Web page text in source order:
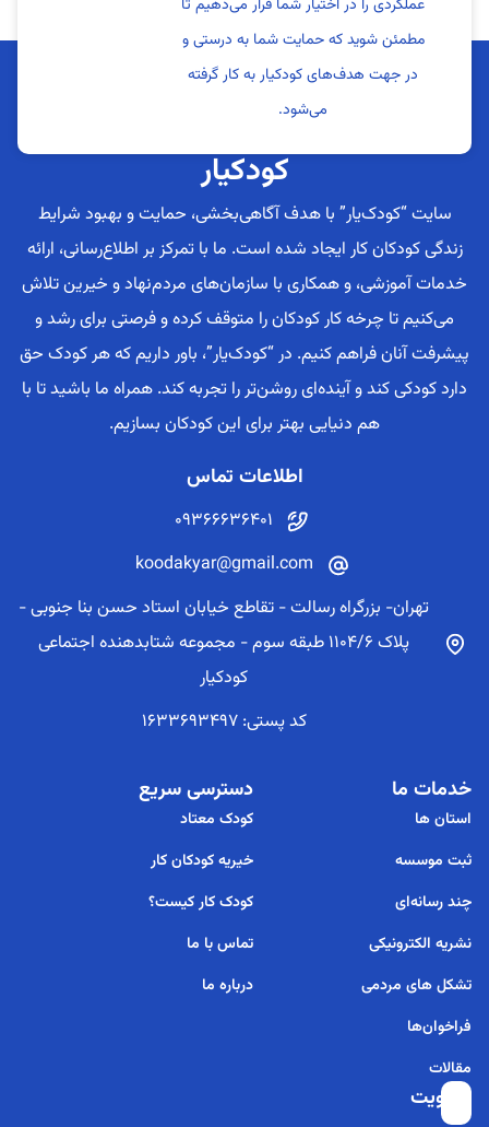
عملکردی را در اختیار شما قرار می‌دهیم تا
مطمئن شوید که حمایت شما به درستی و
در جهت هدف‌های کودکیار به کار گرفته
می‌شود.
کودکیار
سایت “کودک‌یار” با هدف آگاهی‌بخشی، حمایت و بهبود شرایط
زندگی کودکان کار ایجاد شده است. ما با تمرکز بر اطلاع‌رسانی، ارائه
خدمات آموزشی، و همکاری با سازمان‌های مردم‌نهاد و خیرین تلاش
می‌کنیم تا چرخه کار کودکان را متوقف کرده و فرصتی برای رشد و
پیشرفت آنان فراهم کنیم. در “کودک‌یار”، باور داریم که هر کودک حق
دارد کودکی کند و آینده‌ای روشن‌تر را تجربه کند. همراه ما باشید تا با
هم دنیایی بهتر برای این کودکان بسازیم.
اطلاعات تماس
09366636401
koodakyar@gmail.com
تهران- بزرگراه رسالت - تقاطع خیابان استاد حسن بنا جنوبی -
پلاک 1104/6 طبقه سوم - مجموعه شتابدهنده اجتماعی
کودکیار
کد پستی: 1633693497
خدمات ما
استان ها
ثبت موسسه
چند رسانه‌ای
نشریه الکترونیکی
تشکل های مردمی
فراخوان‌ها
مقالات
دسترسی سریع
کودک معتاد
خیریه کودکان کار
کودک کار کیست؟
تماس با ما
درباره ما
عضویت
برای